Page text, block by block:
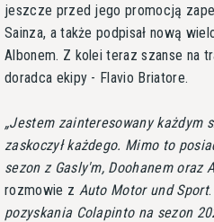
jeszcze przed jego promocją
Sainza, a także podpisał nową
Albonem. Z kolei teraz szanse na
doradca ekipy - Flavio Briatore.
Jestem zainteresowany każdym
zaskoczył każdego. Mimo to
sezon z Gasly'm, Doohanem oraz
rozmowie z Auto Motor und Sport.
pozyskania Colapinto na sezon